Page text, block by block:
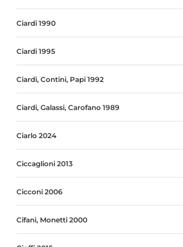
Ciardi 1990
Ciardi 1995
Ciardi, Contini, Papi 1992
Ciardi, Galassi, Carofano 1989
Ciarlo 2024
Ciccaglioni 2013
Cicconi 2006
Cifani, Monetti 2000